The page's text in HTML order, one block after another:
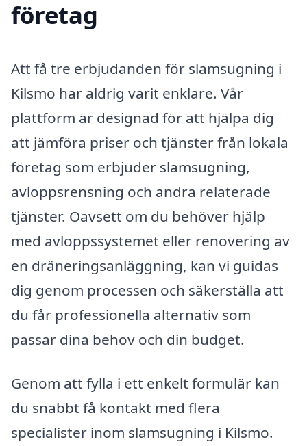
företag
Att få tre erbjudanden för slamsugning i
Kilsmo har aldrig varit enklare. Vår
plattform är designad för att hjälpa dig
att jämföra priser och tjänster från lokala
företag som erbjuder slamsugning,
avloppsrensning och andra relaterade
tjänster. Oavsett om du behöver hjälp
med avloppssystemet eller renovering av
en dräneringsanläggning, kan vi guidas
dig genom processen och säkerställa att
du får professionella alternativ som
passar dina behov och din budget.
Genom att fylla i ett enkelt formulär kan
du snabbt få kontakt med flera
specialister inom slamsugning i Kilsmo.